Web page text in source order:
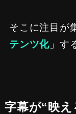
そこに注目が
テンツ化 」す
字幕が“映